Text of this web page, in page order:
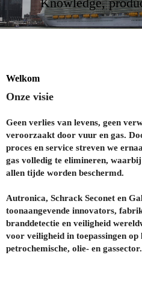
Welkom
Onze visie
Geen verlies van levens, geen
veroorzaakt door vuur en gas.
proces en service streven we
gas volledig te elimineren, waarbij
allen tijde worden beschermd.
Autronica, Schrack Seconet en
toonaangevende innovators,
branddetectie en veiligheid
voor veiligheid in toepassingen op
petrochemische, olie- en gassector.